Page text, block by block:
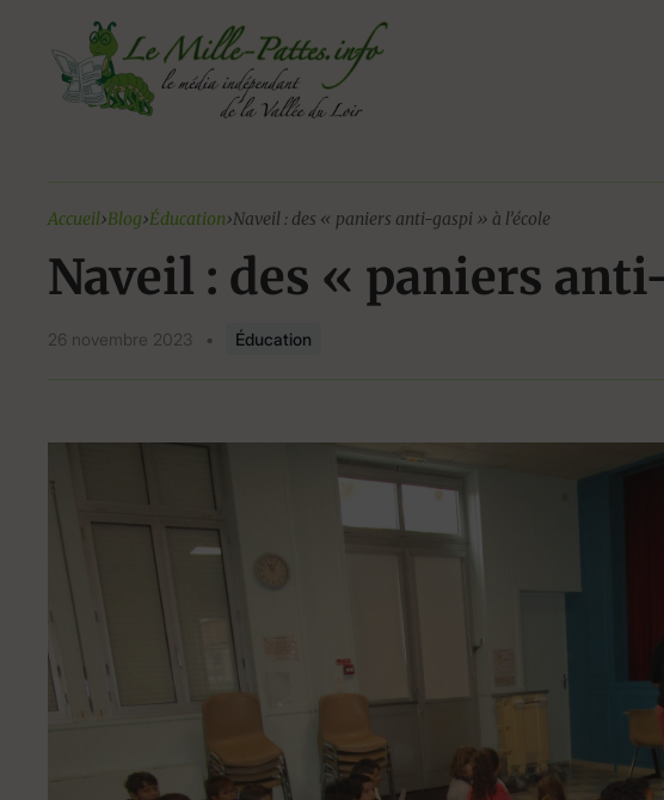
contenu
Accueil›Blog›Éducation›Naveil : des « paniers anti-gaspi » à l’école
Naveil : des « paniers
26 novembre 2023 • Éducation